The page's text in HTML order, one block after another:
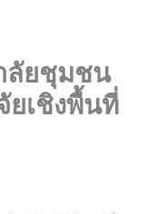
ลัยชุมชน
ยเชิงพื้นที่